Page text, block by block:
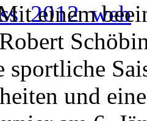
einem
sportliche
und